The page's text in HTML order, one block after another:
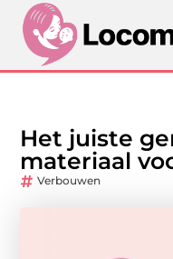
Het juiste
materiaal
Verbouwen